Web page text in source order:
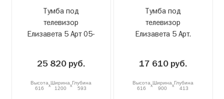
Тумба под
телевизор
Елизавета 5 Арт 05-
25 820 руб.
Высота
616
xШирина
1200
xГлубина
593
Тумба под
телевизор
Елизавета 5 Арт.
17 610 руб.
Высота
616
xШирина
900
xГлубина
413